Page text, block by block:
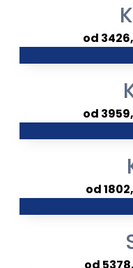
Zakres
3426,00
do
3769,00
Zakres
3959,00
do
4355,00
Zakres
1802,00
do
Zakres